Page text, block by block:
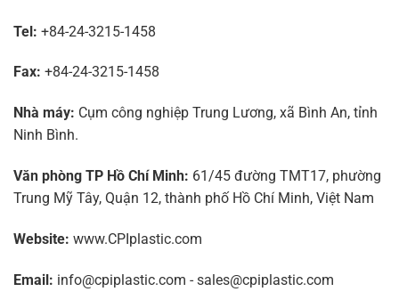
Tel: +84-24-3215-1458
Fax: +84-24-3215-1458
Nhà máy: Cụm công nghiệp Trung Lương, xã Bình An, tỉnh
Ninh Bình.
Văn phòng TP Hồ Chí Minh: 61/45 đường TMT17, phường
Trung Mỹ Tây, Quận 12, thành phố Hồ Chí Minh, Việt Nam
Website: www.CPIplastic.com
Email: info@cpiplastic.com - sales@cpiplastic.com